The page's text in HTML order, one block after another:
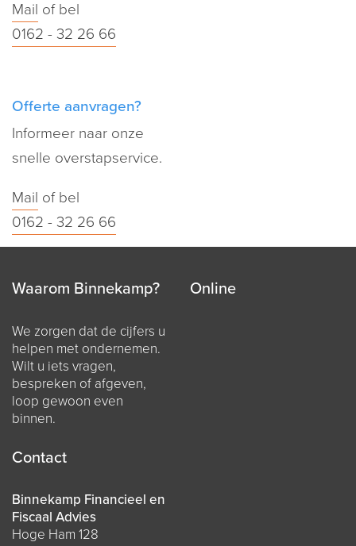
Mail of bel
0162 - 32 26 66
Offerte aanvragen?
Informeer naar onze
snelle overstapservice.
Mail of bel
0162 - 32 26 66
Waarom Binnekamp?
We zorgen dat de cijfers u
helpen met ondernemen.
Wilt u iets vragen,
bespreken of afgeven,
loop gewoon even
binnen.
Online
Contact
Binnekamp Financieel en
Fiscaal Advies
Hoge Ham 128